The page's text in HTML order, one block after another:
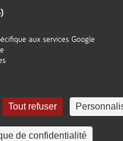
aux services Google
Tout refuser
de confidentialité